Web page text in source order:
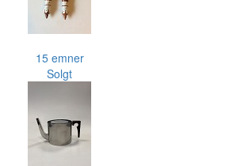
15 emner
Solgt